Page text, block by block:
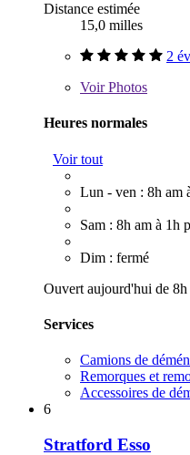
Distance estimée
15,0 milles
2
VoirPhotos
Heures normales
Voir tout
Lun - ven : 8h am
Sam : 8h am à 1h
Dim : fermé
Ouvert aujourd'hui de 8h
Services
Camions de
Remorques et
Accessoires de
6
Stratford Esso